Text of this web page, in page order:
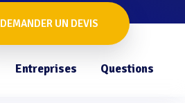
DEMANDER UN DEVIS
Entreprises Questions